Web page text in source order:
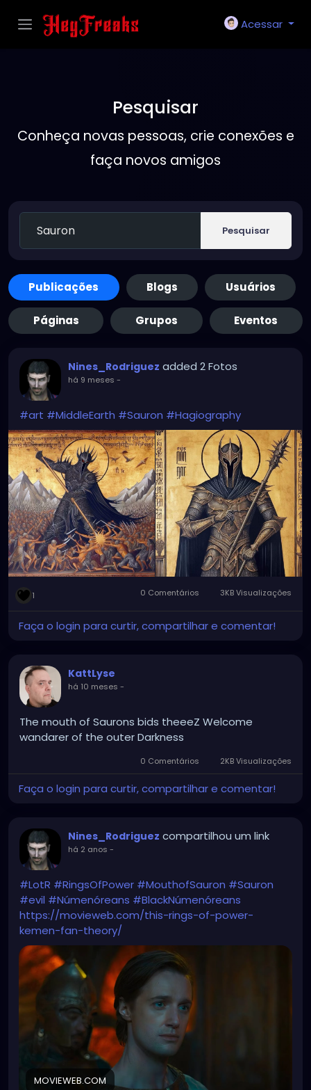
Acessar
Pesquisar
Conheça novas pessoas, crie conexões e
faça novos amigos
Pesquisar
Publicações Blogs Usuários
Páginas Grupos Eventos
Nines_Rodriguez added 2 Fotos
há 9 meses -
#art #MiddleEarth #Sauron #Hagiography
1 0 Comentários 3KB Visualizações
Faça o login para curtir, compartilhar e comentar!
KattLyse
há 10 meses -
The mouth of Saurons bids theeeZ Welcome
wandarer of the outer Darkness
0 Comentários 2KB Visualizações
Faça o login para curtir, compartilhar e comentar!
Nines_Rodriguez compartilhou um link
há 2 anos -
#LotR #RingsOfPower #MouthofSauron #Sauron
#evil #Númenóreans #BlackNúmenóreans
https://movieweb.com/this-rings-of-power-
kemen-fan-theory/
MOVIEWEB.COM